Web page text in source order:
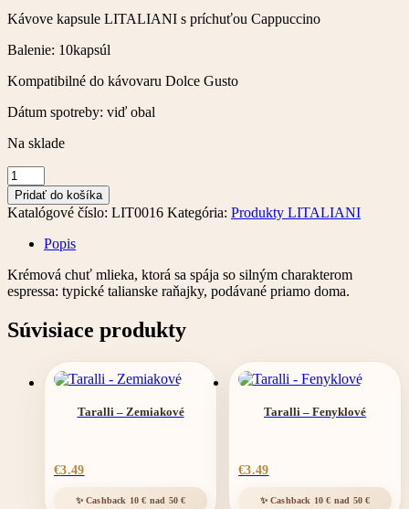
Kávove kapsule LITALIANI s príchuťou Cappuccino
Balenie: 10kapsúl
Kompatibilné do kávovaru Dolce Gusto
Dátum spotreby: viď obal
Na sklade
množstvo
Káva
-
Cappuccino
10ks
Pridať do košíka
Katalógové číslo: LIT0016 Kategória: Produkty LITALIANI
Popis
Krémová chuť mlieka, ktorá sa spája so silným charakterom
espressa: typické talianske raňajky, podávané priamo doma.
Súvisiace produkty
Taralli – Zemiakové
€3.49
Taralli – Fenyklové
€3.49